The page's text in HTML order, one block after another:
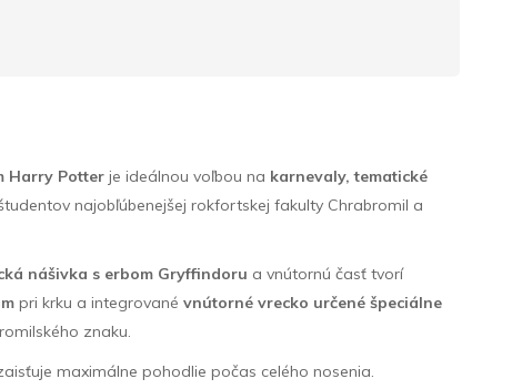
Harry Potter je ideálnou voľbou na karnevaly, tematické
najobľúbenejšej rokfortskej fakulty Chrabromil a
nášivka s erbom Gryffindoru a vnútornú časť tvorí
pri krku a integrovanévnútorné vrecko určené špeciálne
znaku.
maximálne pohodlie počas celého nosenia.